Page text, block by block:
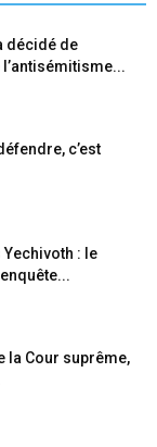
décidé de
c’est
: le
la Cour suprême,